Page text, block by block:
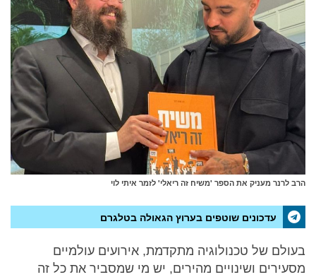
הרב לרנר מעניק את הספר 'משיח זה ריאלי' לזמר איתי לוי
עדכונים שוטפים בערוץ הגאולה בטלגרם
בעולם של טכנולוגיה מתקדמת, אירועים עולמיים
מסעירים ושינויים מהירים, יש מי שמסביר את כל זה